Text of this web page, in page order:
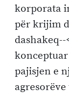
korporata
për krijim
pajisjen e